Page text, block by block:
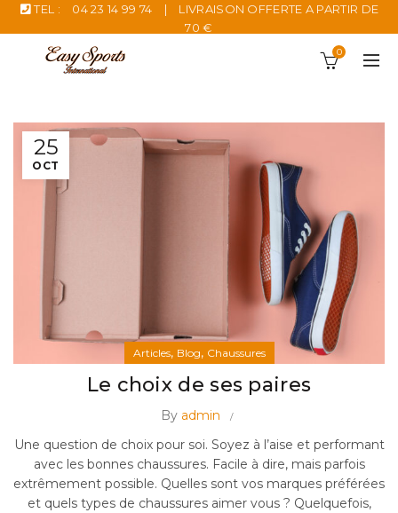
TEL : 04 23 14 99 74 |
LIVRAISON OFFERTE A PARTIR DE
70 €
0
25
OCT
Articles, Blog, Chaussures
Le choix de ses paires
By admin
Une question de choix pour soi. Soyez à l’aise et performant
avec les bonnes chaussures. Facile à dire, mais parfois
extrêmement possible. Quelles sont vos marques préférées
et quels types de chaussures aimer vous ? Quelquefois,